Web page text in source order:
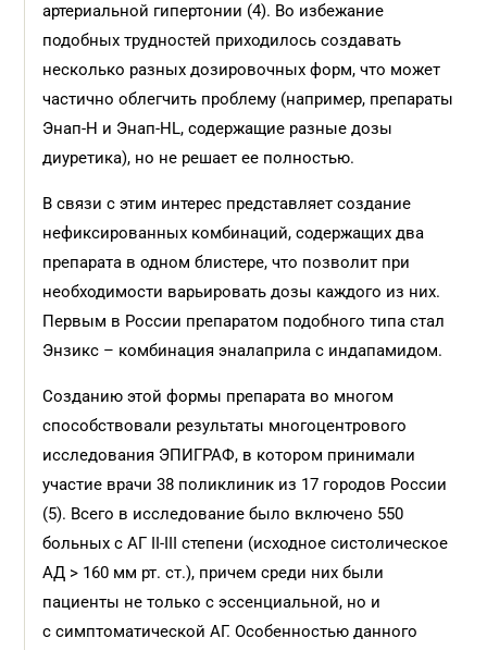
артериальной гипертонии (4). Во избежание
подобных трудностей приходилось создавать
несколько разных дозировочных форм, что может
частично облегчить проблему (например, препараты
Энап-H и Энап-HL, содержащие разные дозы
диуретика), но не решает ее полностью.
В связи с этим интерес представляет создание
нефиксированных комбинаций, содержащих два
препарата в одном блистере, что позволит при
необходимости варьировать дозы каждого из них.
Первым в России препаратом подобного типа стал
Энзикс – комбинация эналаприла с индапамидом.
Созданию этой формы препарата во многом
способствовали результаты многоцентрового
исследования ЭПИГРАФ, в котором принимали
участие врачи 38 поликлиник из 17 городов России
(5). Всего в исследование было включено 550
больных с АГ II-III степени (исходное систолическое
АД > 160 мм рт. ст.), причем среди них были
пациенты не только с эссенциальной, но и
с симптоматической АГ. Особенностью данного